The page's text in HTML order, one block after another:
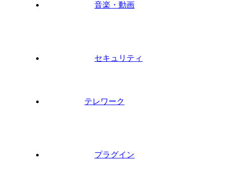
音楽・動画
セキュリティ
テレワーク
プラグイン